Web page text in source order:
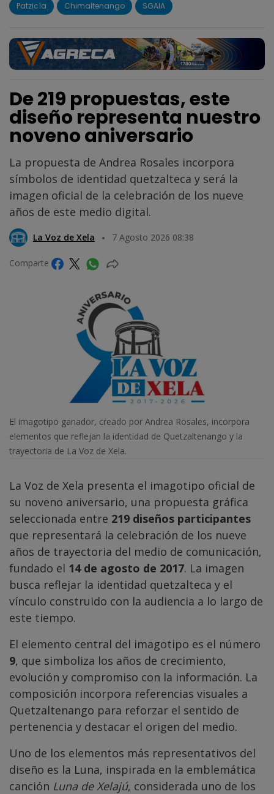
Patzicía Chimaltenango SGAIA
De 219 propuestas, este
diseño representa nuestro
noveno aniversario
La propuesta de Andrea Rosales incorpora
símbolos de identidad quetzalteca y será la
imagen oficial de la celebración de los nueve
años de este medio digital.
La Voz de Xela 7 Agosto 2026 08:38
Comparte
El imagotipo ganador, creado por Andrea Rosales, incorpora
elementos que reflejan la identidad de Quetzaltenango y la
trayectoria de La Voz de Xela.
La Voz de Xela presenta el imagotipo oficial de
su noveno aniversario, una propuesta gráfica
seleccionada entre 219 diseños participantes
que representará la celebración de los nueve
años de trayectoria del medio de comunicación,
fundado el 14 de agosto de 2017. La imagen
busca reflejar la identidad quetzalteca y el
vínculo construido con la audiencia a lo largo de
este tiempo.
El elemento central del imagotipo es el número
9, que simboliza los años de crecimiento,
evolución y compromiso con la información. La
composición incorpora referencias visuales a
Quetzaltenango para reforzar el sentido de
pertenencia y destacar el origen del medio.
Uno de los elementos más representativos del
diseño es la Luna, inspirada en la emblemática
canción Luna de Xelajú, considerada uno de los